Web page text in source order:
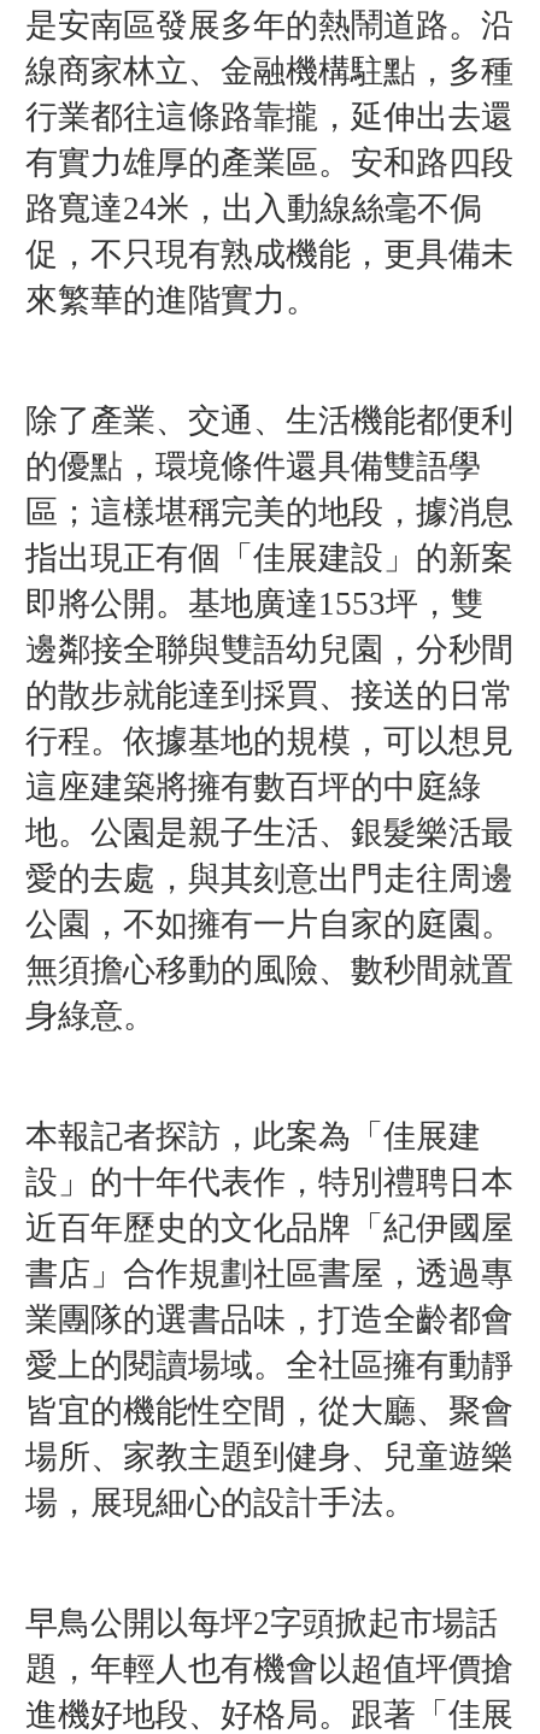
是安南區發展多年的熱鬧道路。沿
線商家林立、金融機構駐點，多種
行業都往這條路靠攏，延伸出去還
有實力雄厚的產業區。安和路四段
路寬達24米，出入動線絲毫不侷
促，不只現有熟成機能，更具備未
來繁華的進階實力。
除了產業、交通、生活機能都便利
的優點，環境條件還具備雙語學
區；這樣堪稱完美的地段，據消息
指出現正有個「佳展建設」的新案
即將公開。基地廣達1553坪，雙
邊鄰接全聯與雙語幼兒園，分秒間
的散步就能達到採買、接送的日常
行程。依據基地的規模，可以想見
這座建築將擁有數百坪的中庭綠
地。公園是親子生活、銀髮樂活最
愛的去處，與其刻意出門走往周邊
公園，不如擁有一片自家的庭園。
無須擔心移動的風險、數秒間就置
身綠意。
本報記者探訪，此案為「佳展建
設」的十年代表作，特別禮聘日本
近百年歷史的文化品牌「紀伊國屋
書店」合作規劃社區書屋，透過專
業團隊的選書品味，打造全齡都會
愛上的閱讀場域。全社區擁有動靜
皆宜的機能性空間，從大廳、聚會
場所、家教主題到健身、兒童遊樂
場，展現細心的設計手法。
早鳥公開以每坪2字頭掀起市場話
題，年輕人也有機會以超值坪價搶
進機好地段、好格局。跟著「佳展